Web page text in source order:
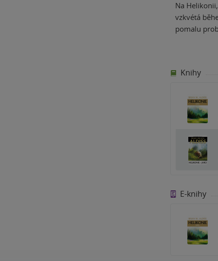
Na
vzkvétá
pomalu
Knihy
E-knihy